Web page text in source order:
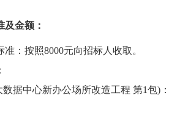
金额：
： 按照8000元向招标人收取。
据中心新办公场所改造工程 第1包)